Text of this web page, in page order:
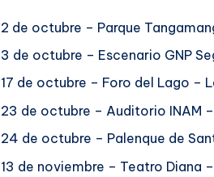
2 de octubre – Parque
3 de octubre – Escenario GNP
17 de octubre – Foro del Lago –
23 de octubre – Auditorio INAM
24 de octubre – Palenque de
13 de noviembre – Teatro Diana